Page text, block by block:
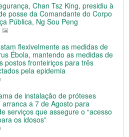
Chan Tsz King, presidiu à
posse da Comandante do Corpo
Pública, Ng Sou Peng
flexivelmente as medidas de
Ébola, mantendo as medidas de
postos fronteiriços para três
pela epidemia
de instalação de próteses
arranca a 7 de Agosto para
serviços que assegure o “acesso
os idosos”